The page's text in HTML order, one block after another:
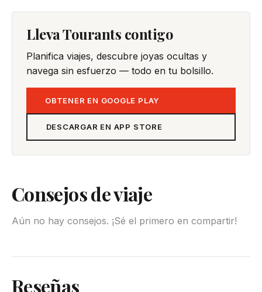
Lleva Tourants contigo
Planifica viajes, descubre joyas ocultas y
navega sin esfuerzo — todo en tu bolsillo.
OBTENER EN GOOGLE PLAY
DESCARGAR EN APP STORE
Consejos de viaje
Aún no hay consejos. ¡Sé el primero en compartir!
Reseñas